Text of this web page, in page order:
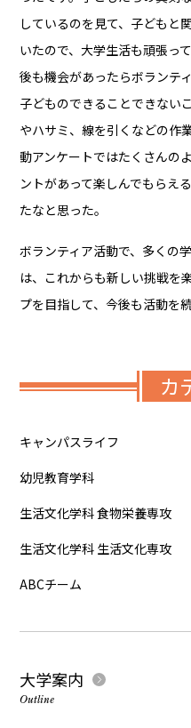
しているのを見て、子どもと
いたので、大学生活も頑張っ
後も機会があったらボランテ
子どものできることできない
やハサミ、線を引くなどの作
動アンケートではたくさんの
ントがあって楽しんでもらえ
たなと思った。
ボランティア活動で、多くの
は、これからも新しい挑戦を
プを目指して、今後も活動を
カ
キャンパスライフ
幼児教育学科
生活文化学科 食物栄養専攻
生活文化学科 生活文化専攻
ABCチーム
大学案内
Outline